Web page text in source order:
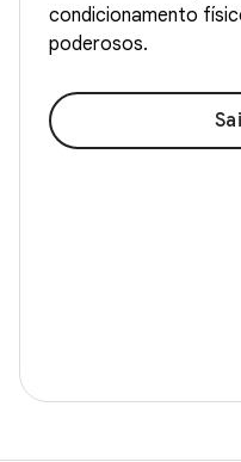
condicionamento
poderosos.